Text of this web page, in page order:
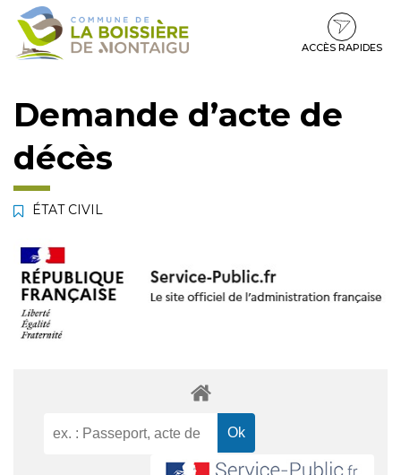
Gestion des traceurs
Aller
Aller
contenu
Aller
pied
ACCÈS RAPIDES
Demande d’acte de
décès
ÉTAT CIVIL